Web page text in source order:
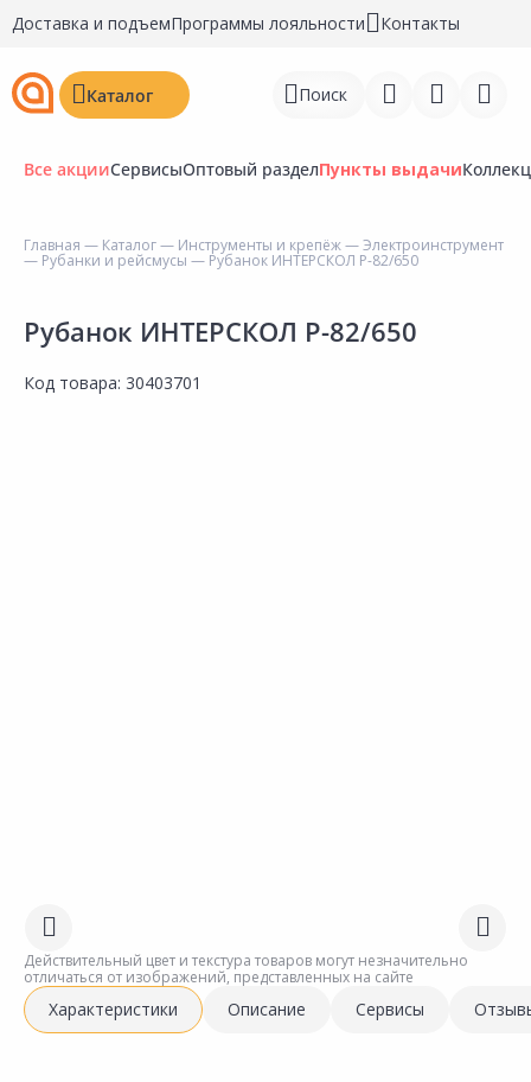
Доставка и подъемПрограммы лояльности Контакты
Каталог Поиск
Войти
Регистрация
Перейти к сравнению
Все акцииСервисыОптовый разделПункты выдачи
Главная — Каталог— Инструменты и крепёж—Электроинструмент
— Рубанки и рейсмусы — Рубанок ИНТЕРСКОЛ Р-82/650
Рубанок ИНТЕРСКОЛ Р-82/650
Код товара: 30403701
Действительный цвет и текстура товаров могут незначительно
отличаться от изображений, представленных на сайте
Характеристики Описание Сервисы